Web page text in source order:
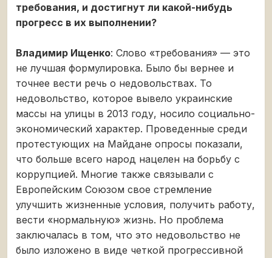
требования, и достигнут ли какой-нибудь
прогресс в их выполнении?
Владимир Ищенко: Слово «требования» — это
не лучшая формулировка. Было бы вернее и
точнее вести речь о недовольствах. То
недовольство, которое вывело украинские
массы на улицы в 2013 году, носило социально-
экономический характер. Проведенные среди
протестующих на Майдане опросы показали,
что больше всего народ нацелен на борьбу с
коррупцией. Многие также связывали с
Европейским Союзом свое стремление
улучшить жизненные условия, получить работу,
вести «нормальную» жизнь. Но проблема
заключалась в том, что это недовольство не
было изложено в виде четкой прогрессивной